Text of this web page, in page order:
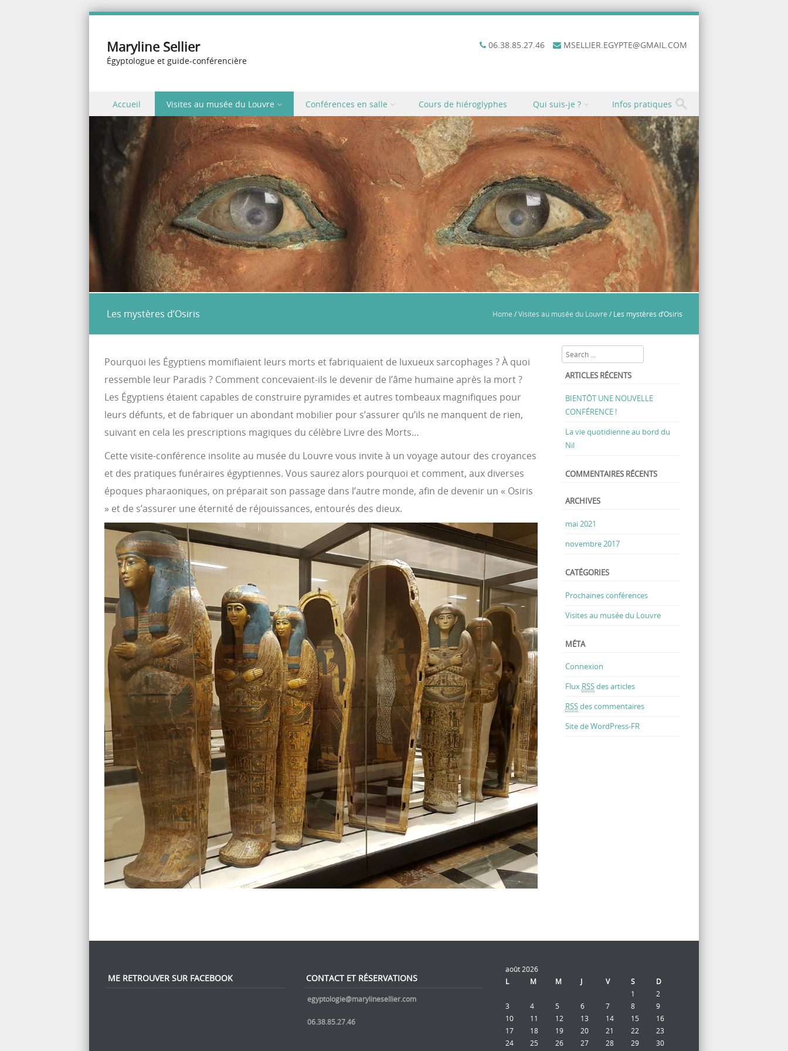
06.38.85.27.46 MSELLIER.EGYPTE@GMAIL.COM
Maryline Sellier
Égyptologue et guide-conférencière
Menu
Skip to content
Accueil Visites au musée du Louvre Conférences en salle Cours de hiéroglyphes Qui suis-je ? Infos pratiques
Les mystères d’Osiris Home /Visites au musée du Louvre / Les mystères d’Osiris
Pourquoi les Égyptiens momifiaient leurs morts et fabriquaient de luxueux sarcophages ? À quoi
ressemble leur Paradis ? Comment concevaient-ils le devenir de l’âme humaine après la mort ?
Les Égyptiens étaient capables de construire pyramides et autres tombeaux magnifiques pour
leurs défunts, et de fabriquer un abondant mobilier pour s’assurer qu’ils ne manquent de rien,
suivant en cela les prescriptions magiques du célèbre Livre des Morts…
Cette visite-conférence insolite au musée du Louvre vous invite à un voyage autour des croyances
et des pratiques funéraires égyptiennes. Vous saurez alors pourquoi et comment, aux diverses
époques pharaoniques, on préparait son passage dans l’autre monde, afin de devenir un « Osiris
» et de s’assurer une éternité de réjouissances, entourés des dieux.
Search
ARTICLES RÉCENTS
BIENTÔT UNE NOUVELLE
CONFÉRENCE !
La vie quotidienne au bord du
Nil
COMMENTAIRES RÉCENTS
ARCHIVES
mai 2021
novembre 2017
CATÉGORIES
Prochaines conférences
Visites au musée du Louvre
MÉTA
Connexion
Flux RSSdes articles
RSSdes commentaires
Site de WordPress-FR
ME RETROUVER SUR FACEBOOK CONTACT ET RÉSERVATIONS
egyptologie@marylinesellier.com
06.38.85.27.46
août 2026
L
M M J V S
D
1
2
3
4 5 6 7 8
9
10
11 12 13 14 15
16
17
18 19 20 21 22
23
24
25 26 27 28 29
30